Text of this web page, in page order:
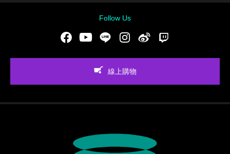
Follow Us
FacebookYoutubeLINE Instgram新浪微博
線上購物